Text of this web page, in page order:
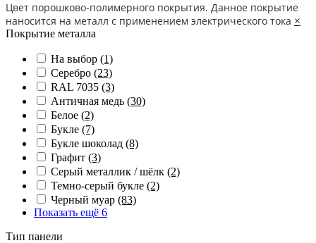
Цвет порошково-полимерного покрытия. Данное покрытие
наносится на металл с применением электрического тока ×
Покрытие металла
На выбор (1)
Серебро (23)
RAL 7035 (3)
Античная медь (30)
Белое (2)
Букле (7)
Букле шоколад (8)
Графит (3)
Серый металлик / шёлк (2)
Темно-серый букле (2)
Черный муар (83)
Показать ещё 6
Тип панели